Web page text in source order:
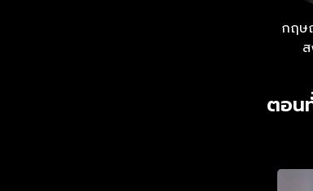
กฤ
ตอน